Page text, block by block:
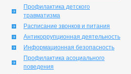
Профилактика детского
травматизма
Расписание звонков и питания
Антикоррупционная деятельность
Информационная безопасность
Профилактика асоциального
поведения